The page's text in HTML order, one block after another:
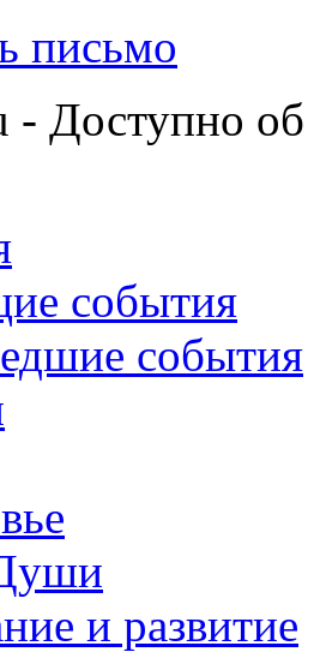
письмо
- Доступно об
события
события
и развитие